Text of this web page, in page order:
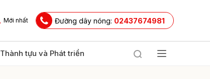
Mới nhất Đường dây nóng: 02437674981
Thành tựu và Phát triển